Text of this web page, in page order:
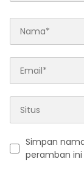
Simpan
peramban